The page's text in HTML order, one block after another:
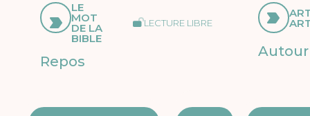
LE
MOT
DE LA
BIBLE
LECTURE LIBRE
Repos
Autour